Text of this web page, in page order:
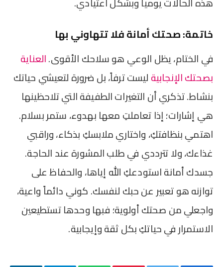
خاتمة: صحتك أمانة فلا تتهاوني بها
في الختام، يظل الوعي هو سلاحك الأقوى.العناية
بصحتك الإنجابيةليست ترفاً، بل ضرورة لتعيشي حياتك
بنشاط. تذكري أن التغيرات الطفيفة التي تلاحظينها
هي إشارات؛ إذا تعاملتِ معها بهدوء، ستمر بسلام.
اهتمي بنظافتكِ، واختاري ملابسكِ بذكاء، وراقبي
غذاءك، ولا تترددي في طلب المشورة عند الحاجة.
جسدك أمانة استودعكِ الله إياها، والحفاظ على
توازنه هو تعبير عن حبك لنفسك. كوني دائماً واعية،
واجعلي من صحتك أولوية؛ فبها وحدها تستطيعين
الاستمرار في حياتكِ بكل ثقة وإيجابية.